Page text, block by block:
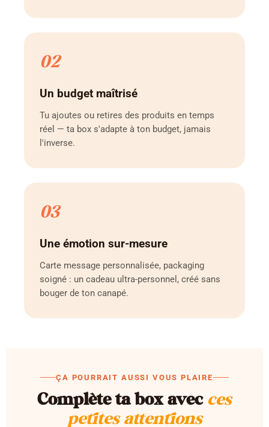
02
Un budget maîtrisé
Tu ajoutes ou retires des produits en temps
réel — ta box s'adapte à ton budget, jamais
l'inverse.
03
Une émotion sur-mesure
Carte message personnalisée, packaging
soigné : un cadeau ultra-personnel, créé sans
bouger de ton canapé.
ÇA POURRAIT AUSSI VOUS PLAIRE
Complète ta box avec ces
petites attentions